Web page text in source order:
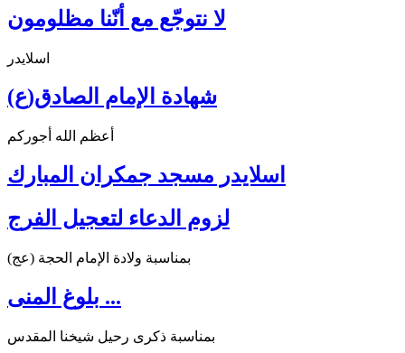
لا نتوجّع مع أنّنا مظلومون
اسلايدر
شهادة الإمام الصادق(ع)
أعظم الله أجوركم
اسلايدر مسجد جمكران المبارك
لزوم الدعاء لتعجيل الفرج
بمناسبة ولادة الإمام الحجة (عج)
بلوغ المنى ...
بمناسبة ذكرى رحيل شيخنا المقدس